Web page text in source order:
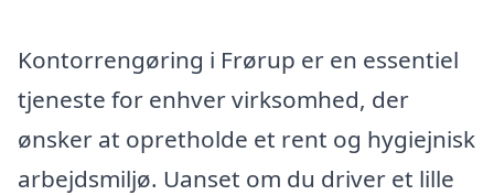
Kontorrengøring i Frørup er en essentiel
tjeneste for enhver virksomhed, der
ønsker at opretholde et rent og hygiejnisk
arbejdsmiljø. Uanset om du driver et lille